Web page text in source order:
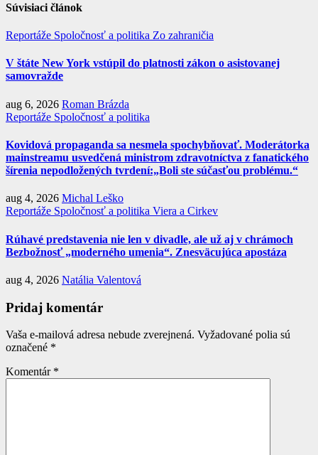
Súvisiaci článok
Reportáže Spoločnosť a politika Zo zahraničia
V štáte New York vstúpil do platnosti zákon o asistovanej
samovražde
aug 6, 2026 Roman Brázda
Reportáže Spoločnosť a politika
Kovidová propaganda sa nesmela spochybňovať. Moderátorka
mainstreamu usvedčená ministrom zdravotníctva z fanatického
šírenia nepodložených tvrdení:„Boli ste súčasťou problému.“
aug 4, 2026 Michal Leško
Reportáže Spoločnosť a politika Viera a Cirkev
Rúhavé predstavenia nie len v divadle, ale už aj v chrámoch
Bezbožnosť „moderného umenia“. Znesväcujúca apostáza
aug 4, 2026 Natália Valentová
Pridaj komentár
Vaša e-mailová adresa nebude zverejnená. Vyžadované polia sú
označené *
Komentár *